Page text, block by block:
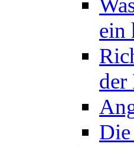
ein
der